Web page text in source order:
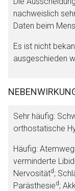
nachweislich
Daten beim
Es ist nicht
ausgeschieden
Sehr häufig:
orthostatische
Häufig:
verminderte
Nervositätd;
Parästhesied;